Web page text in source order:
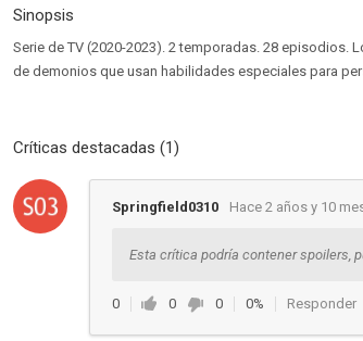
Sinopsis
Serie de TV (2020-2023). 2 temporadas. 28
de demonios que usan habilidades especiales para
Críticas destacadas (1)
Springfield0310 Hace 2 años y 10
Esta crítica podría contener spoilers,
0 0 0 0% Responder